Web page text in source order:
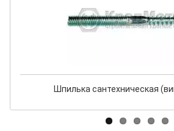
Шпилька сантехническая